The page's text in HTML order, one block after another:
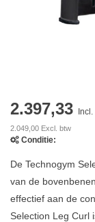
2.397,33
2.049,00 Excl. btw
Conditie:
De Technogym
van de
effectief aan de
Selection Leg Curl